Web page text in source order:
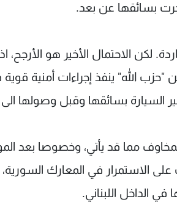
بسائقها عن بعد.
لكن الاحتمال الأخير هو
"حزب الله" ينفذ إجراءات أمنية
السيارة بسائقها وقبل وصولها
مما قد يأتي، وخصوصا بعد
الاستمرار في المعارك
الداخل اللبناني.